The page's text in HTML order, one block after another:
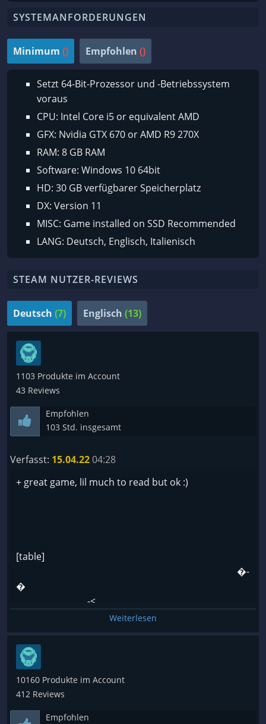
SYSTEMANFORDERUNGEN
Minimum () Empfohlen ()
Setzt 64-Bit-Prozessor und -Betriebssystem
voraus
CPU: Intel Core i5 or equivalent AMD
GFX: Nvidia GTX 670 or AMD R9 270X
RAM: 8 GB RAM
Software: Windows 10 64bit
HD: 30 GB verfügbarer Speicherplatz
DX: Version 11
MISC: Game installed on SSD Recommended
LANG: Deutsch, Englisch, Italienisch
STEAM NUTZER-REVIEWS
Deutsch (7) Englisch (13)
1103 Produkte im Account
43 Reviews
Empfohlen
103 Std. insgesamt
Verfasst: 15.04.2204:28
+ great game, lil much to read but ok :)
[table]
⠀⠀⠀⠀⠀⠀⠀⠀⠀⠀⠀⠀⠀⠀⠀⠀⠀⠀⠀⠀⠀⠀⠀⠀⠀⠀⠀⠀⠀⠀⠀�-
�⠀⠀⠀⠀⠀⠀⠀⠀⠀⠀⠀⠀⠀⠀⠀⠀⠀⠀⠀⠀⠀⠀⠀⠀⠀⠀⠀⠀⠀⠀⠀⠀⠀-
⠀⠀⠀⠀⠀⠀⠀⠀⠀⠀-<
https://www.youtube.com/watch?
v=kyf5Bk5e4dU&list=PLGWGc5dfbzn-
PNbzGwuFJiB4MKcYgR-HH&index=1
⠀⠀⠀⠀⠀⠀⠀⠀⠀⠀⠀⠀⠀⠀⠀⠀⠀⠀⠀⠀⠀⠀⠀⠀⠀⠀⠀⠀⠀⠀⠀⠀⠀�-
�⠀⠀⠀⠀⠀⠀⠀⠀-<
Weiterlesen
10160 Produkte im Account
412 Reviews
Empfohlen